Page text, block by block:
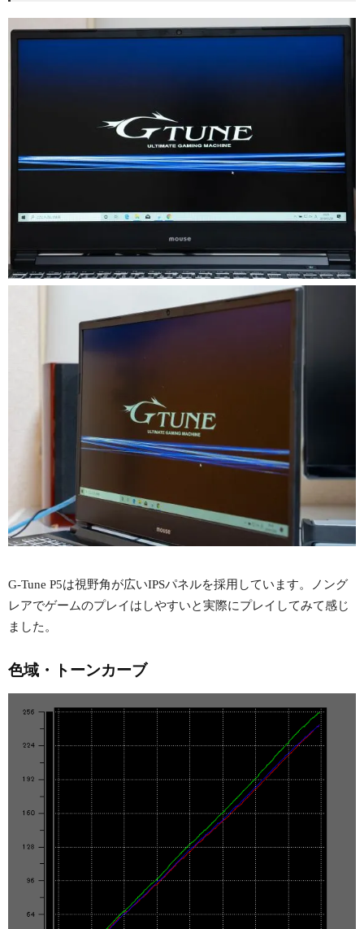
G-Tune P5は視野角が広いIPSパネルを採用しています。ノング
レアでゲームのプレイはしやすいと実際にプレイしてみて感じ
ました。
色域・トーンカーブ